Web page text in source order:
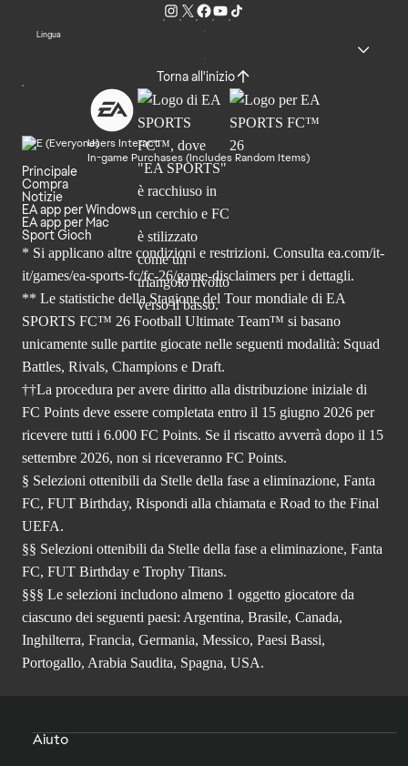
Lingua
Torna all'inizio
Users Interact
In-game Purchases (Includes Random Items)
Principale
Compra
Notizie
EA app per Windows
EA app per Mac
Sport Gioch
* Si applicano altre condizioni e restrizioni. Consulta ea.com/it-
it/games/ea-sports-fc/fc-26/game-disclaimers per i dettagli.
** Le statistiche della Stagione del Tour mondiale di EA
SPORTS FC™ 26 Football Ultimate Team™ si basano
unicamente sulle partite giocate nelle seguenti modalità: Squad
Battles, Rivals, Champions e Draft.
††La procedura per avere diritto alla distribuzione iniziale di
FC Points deve essere completata entro il 15 giugno 2026 per
ricevere tutti i 6.000 FC Points. Se il riscatto avverrà dopo il 15
settembre 2026, non si riceveranno FC Points.
§ Selezioni ottenibili da Stelle della fase a eliminazione, Fanta
FC, FUT Birthday, Rispondi alla chiamata e Road to the Final
UEFA.
§§ Selezioni ottenibili da Stelle della fase a eliminazione, Fanta
FC, FUT Birthday e Trophy Titans.
§§§ Le selezioni includono almeno 1 oggetto giocatore da
ciascuno dei seguenti paesi: Argentina, Brasile, Canada,
Inghilterra, Francia, Germania, Messico, Paesi Bassi,
Portogallo, Arabia Saudita, Spagna, USA.
Aiuto